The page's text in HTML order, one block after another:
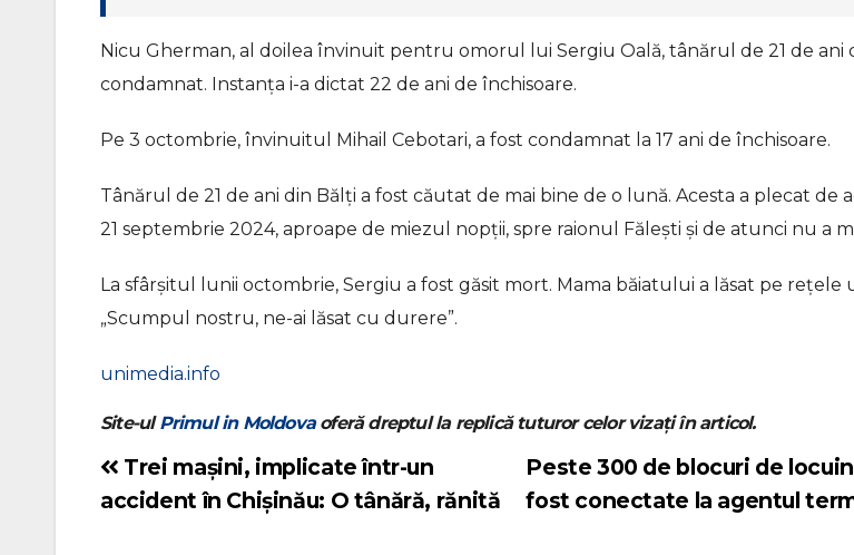
Nicu Gherman, al doilea învinuit pentru omorul lui Sergiu Oală, tânărul de 21 de ani
condamnat. Instanța i-a dictat 22 de ani de închisoare.
Pe 3 octombrie, învinuitul Mihail Cebotari, a fost condamnat la 17 ani de închisoare.
Tânărul de 21 de ani din Bălți a fost căutat de mai bine de o lună. Acesta a plecat de
21 septembrie 2024, aproape de miezul nopții, spre raionul Fălești și de atunci nu a
La sfârșitul lunii octombrie, Sergiu a fost găsit mort. Mama băiatului a lăsat pe rețele
„Scumpul nostru, ne-ai lăsat cu durere”.
unimedia.info
Site-ulPrimul in Moldovaoferă dreptul la replică tuturor celor vizați în articol.
Navigare
în
Peste 300 de blocuri de
fost conectate la agentul
Trei mașini, implicate într-un
accident în Chișinău: O tânără, rănită